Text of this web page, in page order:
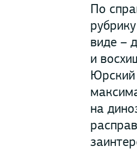
По
виде –
и
Юрский
на